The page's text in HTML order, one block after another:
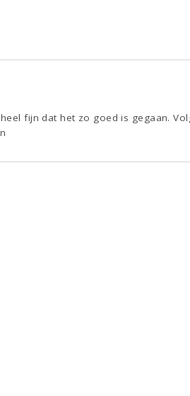
fijn dat het zo goed is gegaan.